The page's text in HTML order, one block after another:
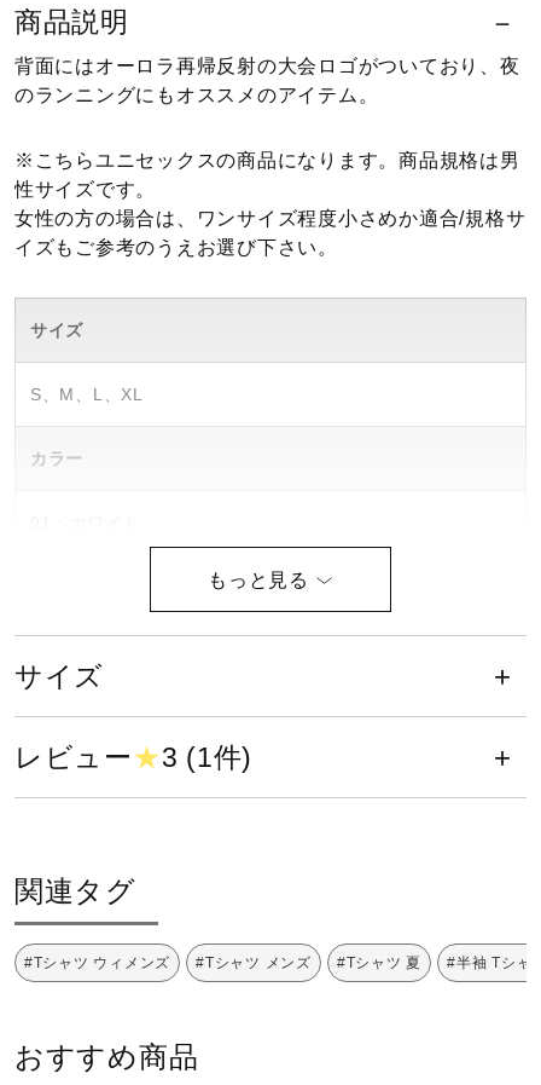
インナー
寝具／ミズノスリープ
アウトドア／レイン
コラボ／ライセンス
セール
サポート
商品説明
背面にはオーロラ再帰反射の大会ロゴがついており、夜
のランニングにもオススメのアイテム。
※こちらユニセックスの商品になります。商品規格は男
性サイズです。
女性の方の場合は、ワンサイズ程度小さめか適合/規格サ
イズもご参考のうえお選び下さい。
サイズ
S、M、L、XL
カラー
素材
ポリエステル100％
ベトナム製
発売シーズン
サイズ
レビュー★3 (1件)
関連タグ
#Tシャツ ウィメンズ #Tシャツ メンズ #Tシャツ 夏 #半袖 Tシャ
おすすめ商品